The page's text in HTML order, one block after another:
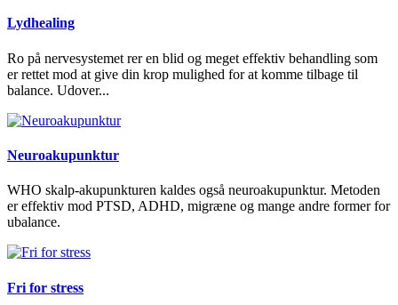
Lydhealing
Ro på nervesystemet rer en blid og meget effektiv behandling som
er rettet mod at give din krop mulighed for at komme tilbage til
balance. Udover...
Neuroakupunktur
WHO skalp-akupunkturen kaldes også neuroakupunktur. Metoden
er effektiv mod PTSD, ADHD, migræne og mange andre former for
ubalance.
Fri for stress